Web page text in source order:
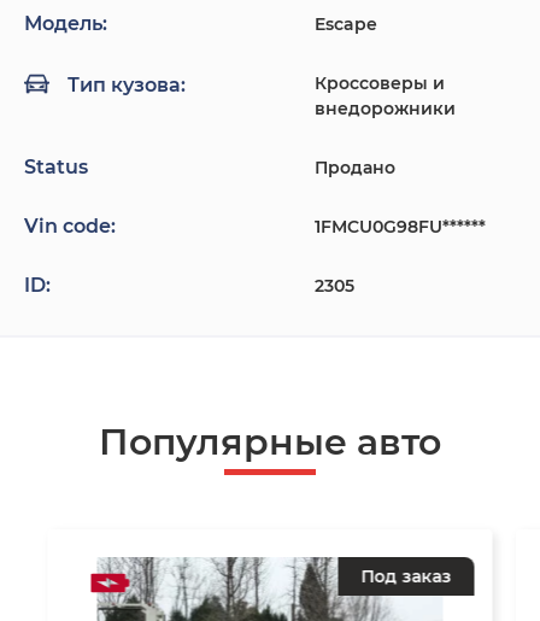
Модель: Escape
Тип кузова:
Кроссоверы и
внедорожники
Status Продано
Vin code: 1FMCU0G98FU******
ID: 2305
Популярные авто
Под заказ